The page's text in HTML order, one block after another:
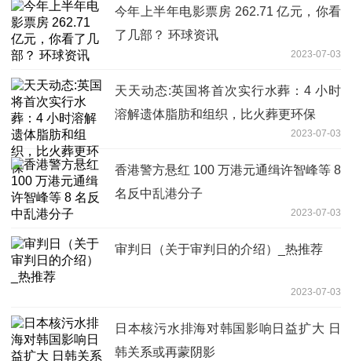
今年上半年电影票房 262.71 亿元，你看
了几部？ 环球资讯
2023-07-03
天天动态:英国将首次实行水葬：4 小时
溶解遗体脂肪和组织，比火葬更环保
2023-07-03
香港警方悬红 100 万港元通缉许智峰等 8
名反中乱港分子
2023-07-03
审判日（关于审判日的介绍）_热推荐
2023-07-03
日本核污水排海对韩国影响日益扩大 日
韩关系或再蒙阴影